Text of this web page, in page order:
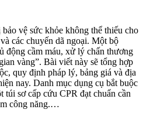
vệ sức khỏe không thể thiếu cho
các chuyến dã ngoại. Một bộ
động cầm máu, xử lý chấn thương
vàng”. Bài viết này sẽ tổng hợp
quy định pháp lý, bảng giá và địa
nay. Danh mục dụng cụ bắt buộc
túi sơ cấp cứu CPR đạt chuẩn cần
công năng.…